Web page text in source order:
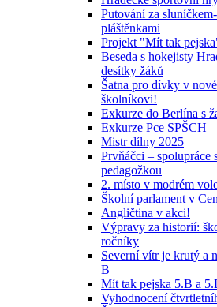
Putování za
pláštěnkami
Projekt "Mít tak
Beseda s hokejisty
desítky žáků
Šatna pro dívky v
školníkovi!
Exkurze do Berlína s
Exkurze Pce SPŠCH
Mistr dílny 2025
Prvňáčci – spolupráce
pedagožkou
2. místo v modrém
Školní parlament v
Angličtina v akci!
Výpravy za historií:
ročníky
Severní vítr je krutý a
B
Mít tak pejska 5.B a
Vyhodnocení